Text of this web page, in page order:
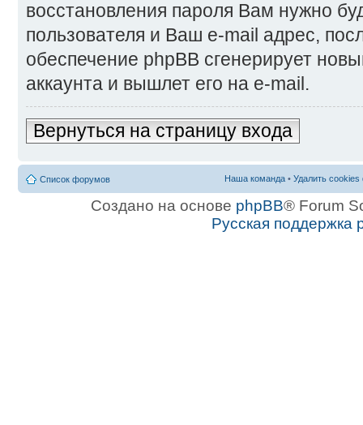
восстановления пароля Вам нужно
пользователя и Ваш e-mail адрес,
обеспечение phpBB сгенерирует
аккаунта и вышлет его на e-mail.
Вернуться на страницу входа
Список форумов Наша команда • Удалить
Создано на основе phpBB® Forum
Русская поддержка